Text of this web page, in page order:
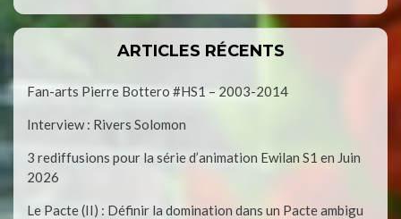
ARTICLES RÉCENTS
Fan-arts Pierre Bottero #HS1 – 2003-2014
Interview : Rivers Solomon
3 rediffusions pour la série d’animation Ewilan S1 en Juin
2026
Le Pacte (II) : Définir la domination dans un Pacte ambigu